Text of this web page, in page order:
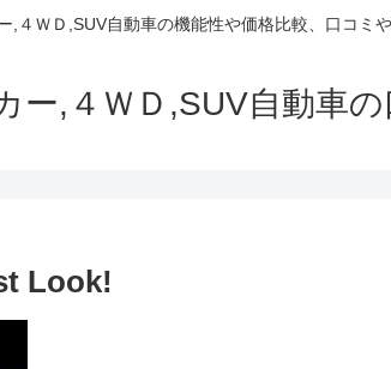
,４ＷＤ,SUV自動車の機能性や価格比較、口コミ
ー,４ＷＤ,SUV自動車
Look!